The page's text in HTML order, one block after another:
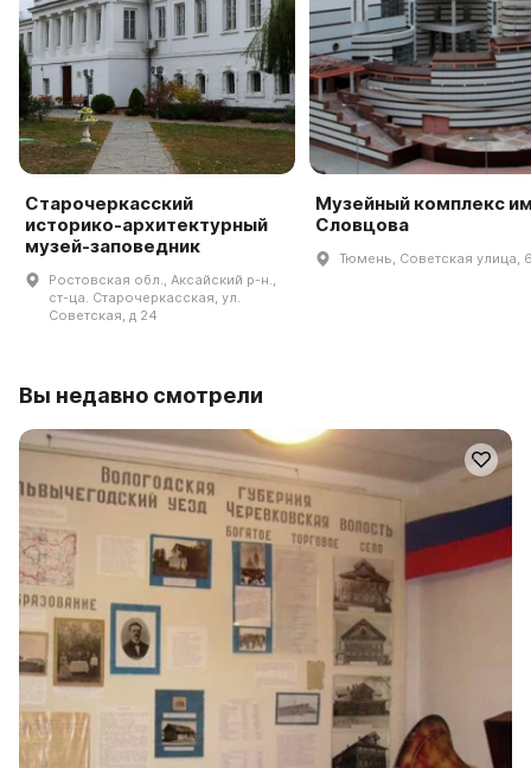
Старочеркасский
историко-архитектурный
музей-заповедник
Ростовская обл., Аксайский р-н.,
ст-ца. Старочеркасская, ул.
Советская, д 24
Музейный комплекс
Словцова
Тюмень, Советская улица,
Вы недавно смотрели